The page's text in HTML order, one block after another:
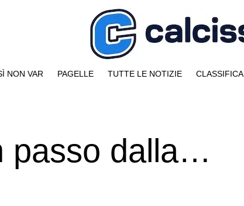
NON VAR PAGELLE TUTTE LE NOTIZIE CLASSIFICA
passo dalla…